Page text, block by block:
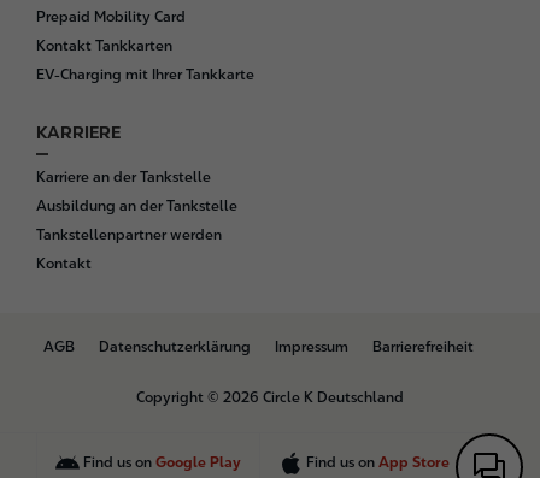
Prepaid Mobility Card
Kontakt Tankkarten
EV-Charging mit Ihrer Tankkarte
KARRIERE
Karriere an der Tankstelle
Ausbildung an der Tankstelle
Tankstellenpartner werden
Kontakt
B
AGB Datenschutzerklärung Impressum Barrierefreiheit
Copyright © 2026 Circle K Deutschland
Find us on Google Play Find us on App Store